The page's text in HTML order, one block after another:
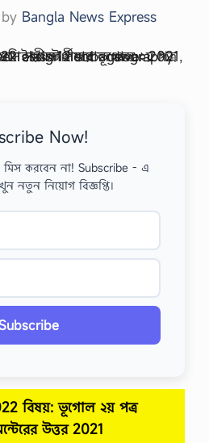
by Bangla News Express
Now!
মিস করবেন না! Subscribe - এ
নতুন নিয়োগ বিজ্ঞপ্তি।
বিষয়: ভূগোল ২য় পত্র
উত্তর2021